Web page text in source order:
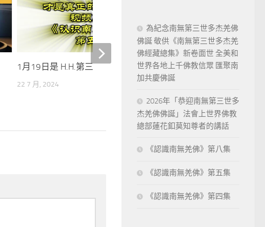
1月19日是 H.H.第三世多杰羌佛日
22 7 月, 2024
《揭開真相》：自序、(
百萬毒蜂到 果然應機
15 1 月, 2023
為紀念南無第三世多杰羌佛
佛誕 敬供《南無第三世多杰羌
佛經藏總集》新卷面世 全美和
世界各地上千佛教信眾 匯聚南
加共慶佛誕
2026年「恭迎南無第三世多
杰羌佛佛誕」法會上世界佛教
總部蓮花釦莫知尊者的講話
《認識南無羌佛》第八集
《認識南無羌佛》第五集
《認識南無羌佛》第四集